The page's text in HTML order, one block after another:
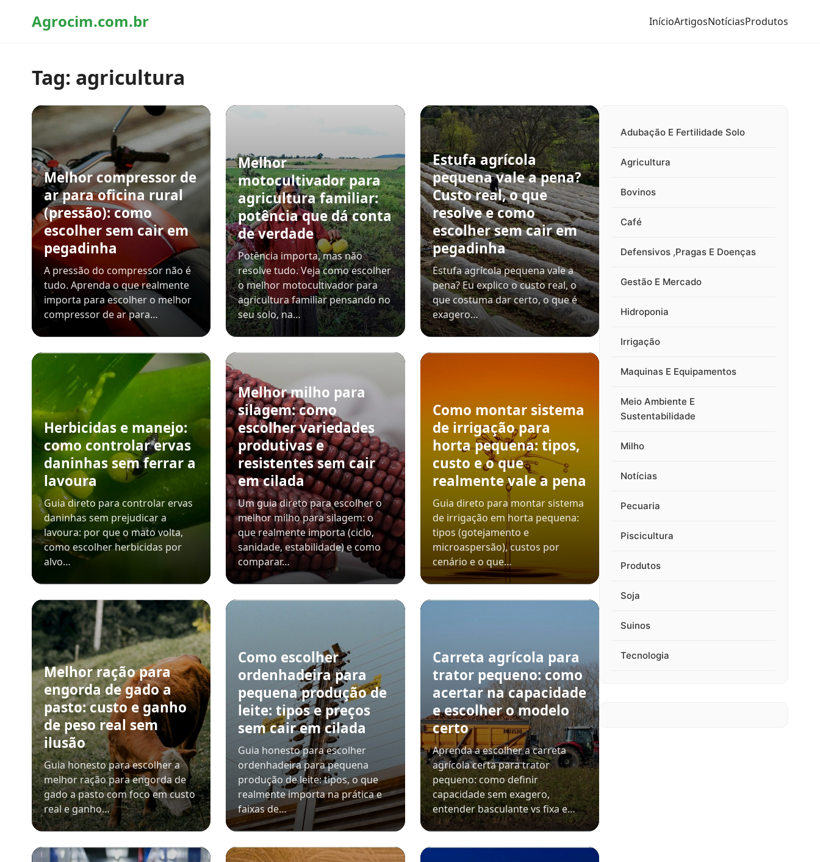
Agrocim.com.br InícioArtigosNotíciasProdutos
Tag: agricultura
Melhor compressor de
ar para oficina rural
(pressão): como
escolher sem cair em
pegadinha
A pressão do compressor não é
tudo. Aprenda o que realmente
importa para escolher o melhor
compressor de ar para…
Melhor
motocultivador para
agricultura familiar:
potência que dá conta
de verdade
Potência importa, mas não
resolve tudo. Veja como escolher
o melhor motocultivador para
agricultura familiar pensando no
seu solo, na…
Estufa agrícola
pequena vale a pena?
Custo real, o que
resolve e como
escolher sem cair em
pegadinha
Estufa agrícola pequena vale a
pena? Eu explico o custo real, o
que costuma dar certo, o que é
exagero…
Herbicidas e manejo:
como controlar ervas
daninhas sem ferrar a
lavoura
Guia direto para controlar ervas
daninhas sem prejudicar a
lavoura: por que o mato volta,
como escolher herbicidas por
alvo…
Melhor milho para
silagem: como
escolher variedades
produtivas e
resistentes sem cair
em cilada
Um guia direto para escolher o
melhor milho para silagem: o
que realmente importa (ciclo,
sanidade, estabilidade) e como
comparar…
Como montar sistema
de irrigação para
horta pequena: tipos,
custo e o que
realmente vale a pena
Guia direto para montar sistema
de irrigação em horta pequena:
tipos (gotejamento e
microaspersão), custos por
cenário e o que…
Melhor ração para
engorda de gado a
pasto: custo e ganho
de peso real sem
ilusão
Guia honesto para escolher a
melhor ração para engorda de
gado a pasto com foco em custo
real e ganho…
Como escolher
ordenhadeira para
pequena produção de
leite: tipos e preços
sem cair em cilada
Guia honesto para escolher
ordenhadeira para pequena
produção de leite: tipos, o que
realmente importa na prática e
faixas de…
Carreta agrícola para
trator pequeno: como
acertar na capacidade
e escolher o modelo
certo
Aprenda a escolher a carreta
agrícola certa para trator
pequeno: como definir
capacidade sem exagero,
entender basculante vs fixa e…
Adubação E Fertilidade Solo
Agricultura
Bovinos
Café
Defensivos ,Pragas E Doenças
Gestão E Mercado
Hidroponia
Irrigação
Maquinas E Equipamentos
Meio Ambiente E
Sustentabilidade
Milho
Notícias
Pecuaria
Piscicultura
Produtos
Soja
Suinos
Tecnologia